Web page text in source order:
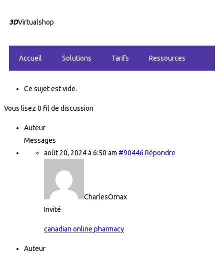
3DVirtualshop
Accueil Solutions Tarifs Ressources
Ce sujet est vide.
Vous lisez 0 fil de discussion
Auteur
Messages
août 20, 2024 à 6:50 am #90446 Répondre
CharlesOrnax
Invité
canadian online pharmacy
Auteur